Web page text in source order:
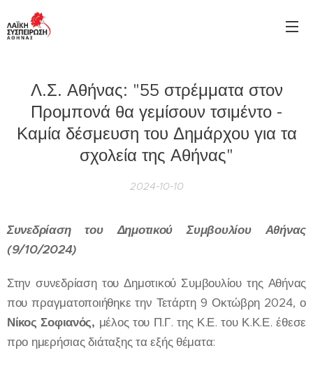
Λ.Σ. Αθήνας: "55 στρέμματα στον
Προμπονά θα γεμίσουν τσιμέντο -
Καμία δέσμευση του Δημάρχου για τα
σχολεία της Αθήνας"
2024-10-10
Συνεδρίαση του Δημοτικού Συμβουλίου Αθήνας
(9/10/2024)
Στην συνεδρίαση του Δημοτικού Συμβουλίου της Αθήνας
που πραγματοποιήθηκε την Τετάρτη 9 Οκτώβρη 2024, ο
Νίκος Σοφιανός, μέλος του Π.Γ. της Κ.Ε. του Κ.Κ.Ε. έθεσε
προ ημερήσιας διάταξης τα εξής θέματα: